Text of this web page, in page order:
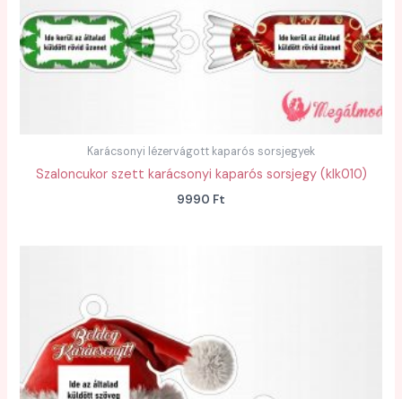
Karácsonyi lézervágott kaparós sorsjegyek
Szaloncukor szett karácsonyi kaparós sorsjegy (klk010)
9990 Ft